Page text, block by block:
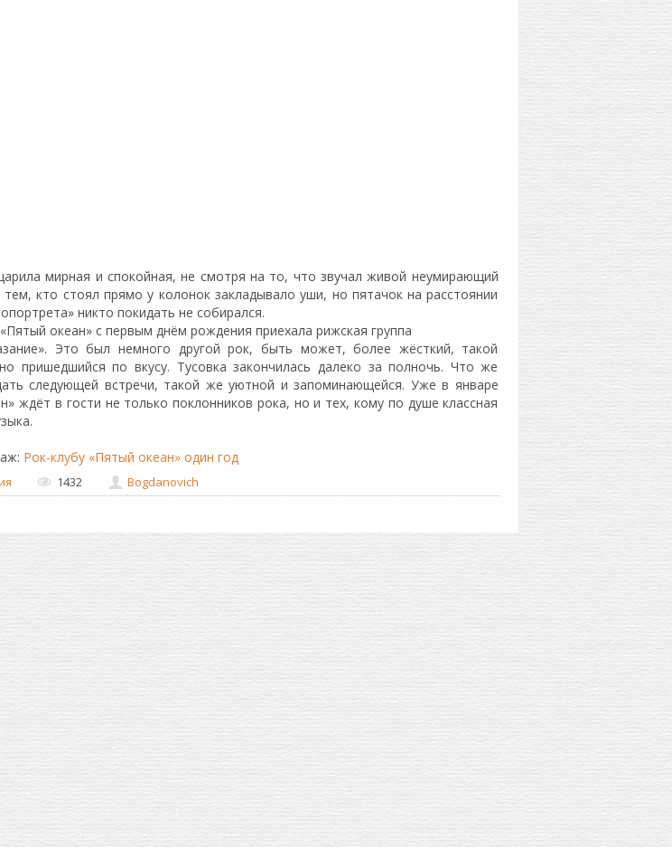
мирная и спокойная, не смотря на то, что звучал живой неумирающий
тем, кто стоял прямо у колонок закладывало уши, но пятачок на расстоянии
никто покидать не собирался.
океан» с первым днём рождения приехала рижская группа
Это был немного другой рок, быть может, более жёсткий, такой
пришедшийся по вкусу. Тусовка закончилась далеко за полночь. Что же
следующей встречи, такой же уютной и запоминающейся. Уже в январе
ждёт в гости не только поклонников рока, но и тех, кому по душе классная
Рок-клубу «Пятый океан» один год
1432 Bogdanovich